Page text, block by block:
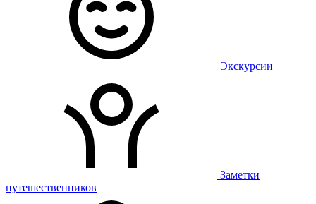
Экскурсии
Заметки
путешественников